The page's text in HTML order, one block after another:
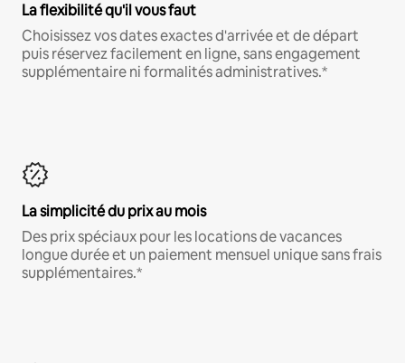
La flexibilité qu'il vous faut
Choisissez vos dates exactes d'arrivée et de départ
puis réservez facilement en ligne, sans engagement
supplémentaire ni formalités administratives.*
La simplicité du prix au mois
Des prix spéciaux pour les locations de vacances
longue durée et un paiement mensuel unique sans frais
supplémentaires.*